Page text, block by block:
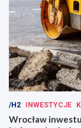
/H2 INWESTYCJE
Wrocław